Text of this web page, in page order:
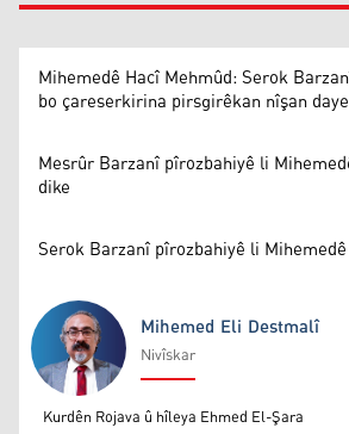
Mihemedê Hacî Mehmûd: Serok
bo çareserkirina pirsgirêkan nîşan daye
Mesrûr Barzanî pîrozbahiyê li
dike
Serok Barzanî pîrozbahiyê li
Mihemed Eli Destmalî
Mihemed Eli Destmalî
Nivîskar
Kurdên Rojava û hîleya Ehmed El-Şara